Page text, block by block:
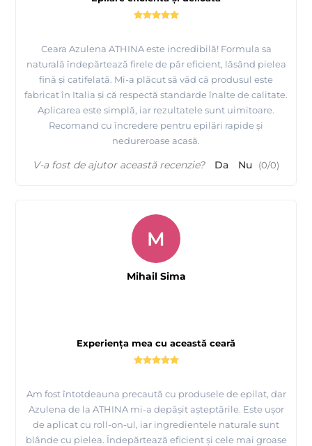
3. Aplicari multiple de ceara pe aceiasi zona de epilat duce la
Contraindicatii:
Boli acute si cronice ale pielii la locul epilarii. Varice.
Ceara Azulena ATHINA este incredibilă! Formula sa
naturală îndepărtează firele de păr eficient, lăsând pielea
fină și catifelată. Mi-a plăcut să văd că produsul este
fabricat în Italia și că respectă standarde înalte de calitate.
Aplicarea este simplă, iar rezultatele sunt uimitoare.
Recomand cu încredere pentru epilări rapide și
nedureroase acasă.
V-a fost de ajutor această recenzie? Da Nu (0/0)
Experiența mea cu această ceară
Am fost întotdeauna precaută cu produsele de epilat, dar
Azulena de la ATHINA mi-a depășit așteptările. Este ușor
de aplicat cu roll-on-ul, iar ingredientele naturale sunt
blânde cu pielea. Îndepărtează eficient și cele mai groase
M
Mihail Sima